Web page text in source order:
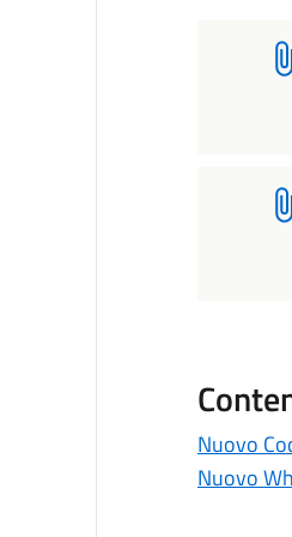
Nuovo
Nuovo